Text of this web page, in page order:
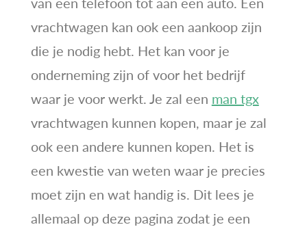
vrachtwagen kan ook een aankoop zijn
die je nodig hebt. Het kan voor je
onderneming zijn of voor het bedrijf
waar je voor werkt. Je zal een man tgx
vrachtwagen kunnen kopen, maar je zal
ook een andere kunnen kopen. Het is
een kwestie van weten waar je precies
moet zijn en wat handig is. Dit lees je
allemaal op deze pagina zodat je een